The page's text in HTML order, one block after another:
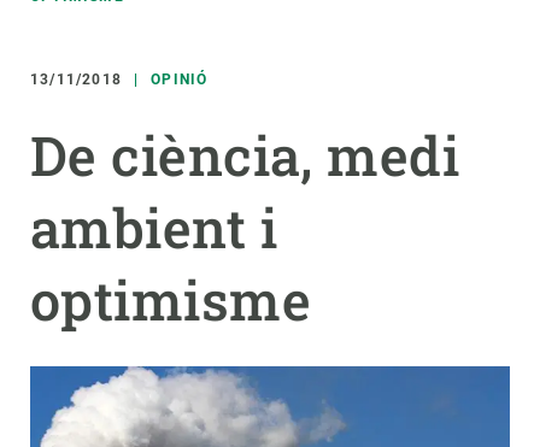
d'ariadna
13/11/2018 OPINIÓ
De ciència, medi
ambient i
optimisme
responsive
Responsive
menu
SOBRE NOSALTRES
RECERCA
CIÈNCIA EN ACCIÓ
PARTICIPA